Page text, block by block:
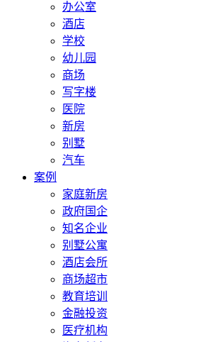
办公室
酒店
学校
幼儿园
商场
写字楼
医院
新房
别墅
汽车
案例
家庭新房
政府国企
知名企业
别墅公寓
酒店会所
商场超市
教育培训
金融投资
医疗机构